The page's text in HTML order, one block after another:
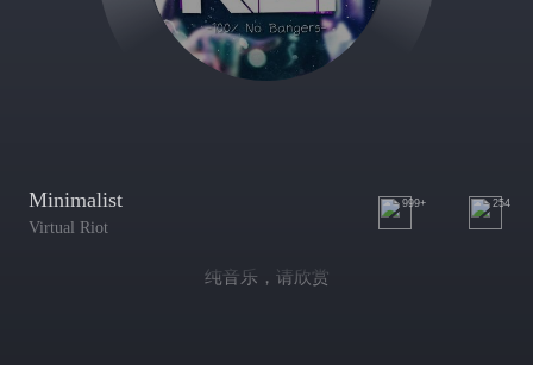
Minimalist
Virtual Riot
999+ 254
纯音乐，请欣赏